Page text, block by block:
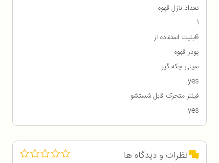
تعداد نازل قهوه
1
قابلیت استفاده از
پودر قهوه
سینی چکه گیر
yes
فیلتر متحرک قابل شستشو
yes
نظرات و دیدگاه ها